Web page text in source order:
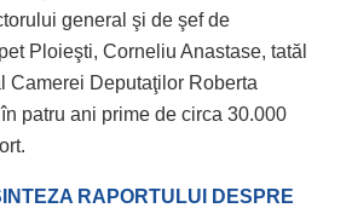
general şi de şef de
Ploieşti, Corneliu Anastase, tatăl
Camerei Deputaţilor Roberta
patru ani prime de circa 30.000
RAPORTULUI DESPRE